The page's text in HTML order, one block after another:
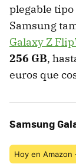
plegable tipo
Samsung
Galaxy Z
256 GB,
euros que
Samsung
Hoy en